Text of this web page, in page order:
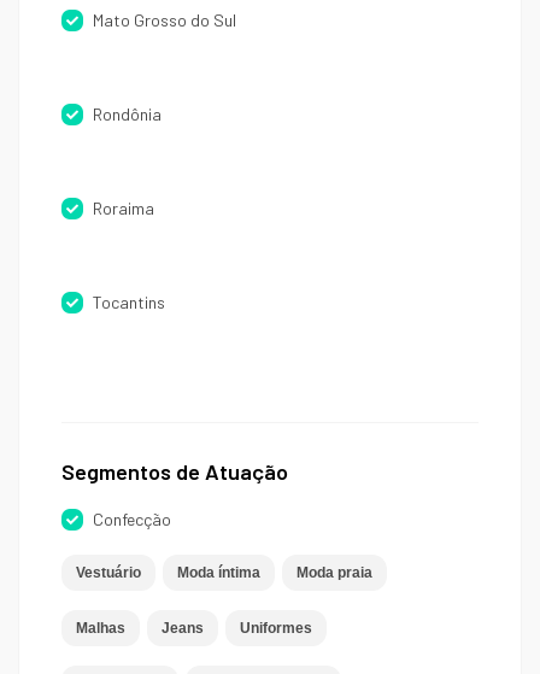
Mato Grosso do Sul
Rondônia
Roraima
Tocantins
Segmentos de Atuação
Confecção
Vestuário Moda íntima Moda praia
Malhas Jeans Uniformes